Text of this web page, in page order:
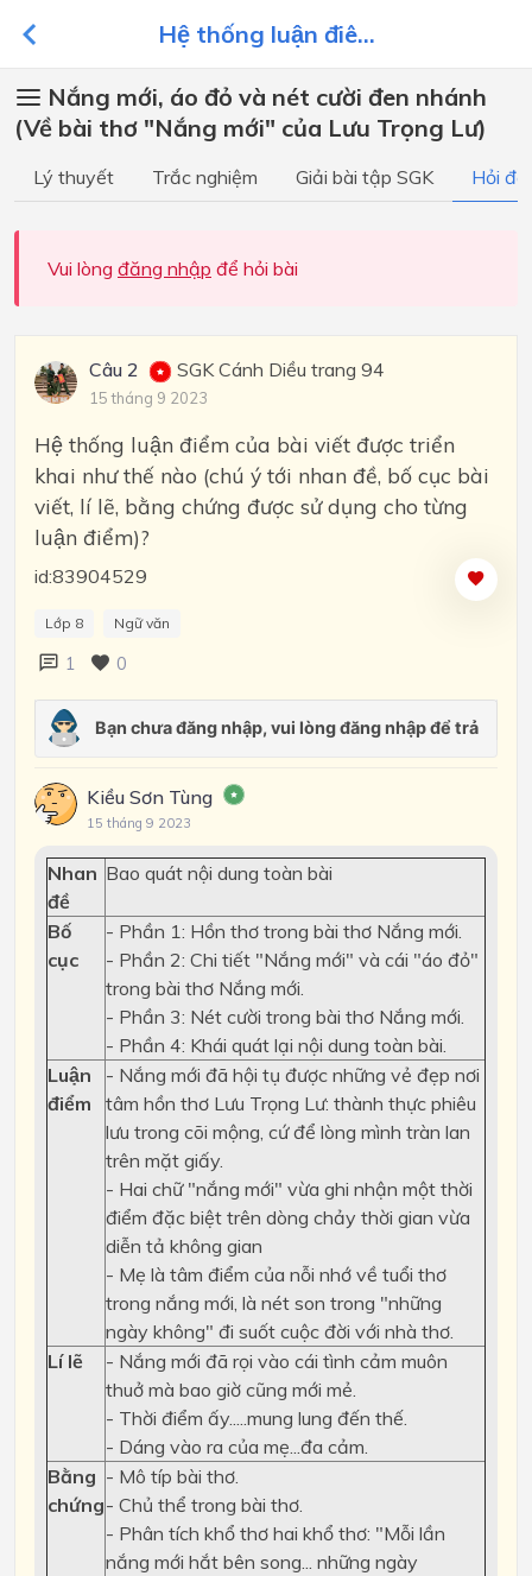
Hệ thống luận điê...
Nắng mới, áo đỏ và nét cười đen nhánh
(Về bài thơ "Nắng mới" của Lưu Trọng Lư)
Lý thuyết Trắc nghiệm Giải bài tập SGK Hỏi
Vui lòng đăng nhập để hỏi bài
Câu 2 SGK Cánh Diều trang 94
15 tháng 9 2023
Hệ thống luận điểm của bài viết được triển
khai như thế nào (chú ý tới nhan đề, bố cục bài
viết, lí lẽ, bằng chứng được sử dụng cho từng
luận điểm)?
id:83904529
Lớp 8 Ngữ văn
1 0
Kiều Sơn Tùng
15 tháng 9 2023
Nhan
đề
Bao quát nội dung toàn bài
Bố
cục
- Phần 1: Hồn thơ trong bài thơ Nắng mới.
- Phần 2: Chi tiết "Nắng mới" và cái "áo đỏ"
trong bài thơ Nắng mới.
- Phần 3: Nét cười trong bài thơ Nắng mới.
- Phần 4: Khái quát lại nội dung toàn bài.
Luận
điểm
- Nắng mới đã hội tụ được những vẻ đẹp nơi
tâm hồn thơ Lưu Trọng Lư: thành thực phiêu
lưu trong cõi mộng, cứ để lòng mình tràn lan
trên mặt giấy.
- Hai chữ "nắng mới" vừa ghi nhận một thời
điểm đặc biệt trên dòng chảy thời gian vừa
diễn tả không gian
- Mẹ là tâm điểm của nỗi nhớ về tuổi thơ
trong nắng mới, là nét son trong "những
ngày không" đi suốt cuộc đời với nhà thơ.
Lí lẽ
- Nắng mới đã rọi vào cái tình cảm muôn
thuở mà bao giờ cũng mới mẻ.
- Thời điểm ấy.....mung lung đến thế.
- Dáng vào ra của mẹ...đa cảm.
Bằng
chứng
- Mô típ bài thơ.
- Chủ thể trong bài thơ.
- Phân tích khổ thơ hai khổ thơ: "Mỗi lần
nắng mới hắt bên song... những ngày